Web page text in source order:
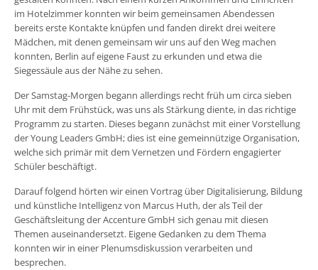
im Hotelzimmer konnten wir beim gemeinsamen Abendessen
bereits erste Kontakte knüpfen und fanden direkt drei weitere
Mädchen, mit denen gemeinsam wir uns auf den Weg machen
konnten, Berlin auf eigene Faust zu erkunden und etwa die
Siegessäule aus der Nähe zu sehen.
Der Samstag-Morgen begann allerdings recht früh um circa sieben
Uhr mit dem Frühstück, was uns als Stärkung diente, in das richtige
Programm zu starten. Dieses begann zunächst mit einer Vorstellung
der Young Leaders GmbH; dies ist eine gemeinnützige Organisation,
welche sich primär mit dem Vernetzen und Fördern engagierter
Schüler beschäftigt.
Darauf folgend hörten wir einen Vortrag über Digitalisierung, Bildung
und künstliche Intelligenz von Marcus Huth, der als Teil der
Geschäftsleitung der Accenture GmbH sich genau mit diesen
Themen auseinandersetzt. Eigene Gedanken zu dem Thema
konnten wir in einer Plenumsdiskussion verarbeiten und
besprechen.